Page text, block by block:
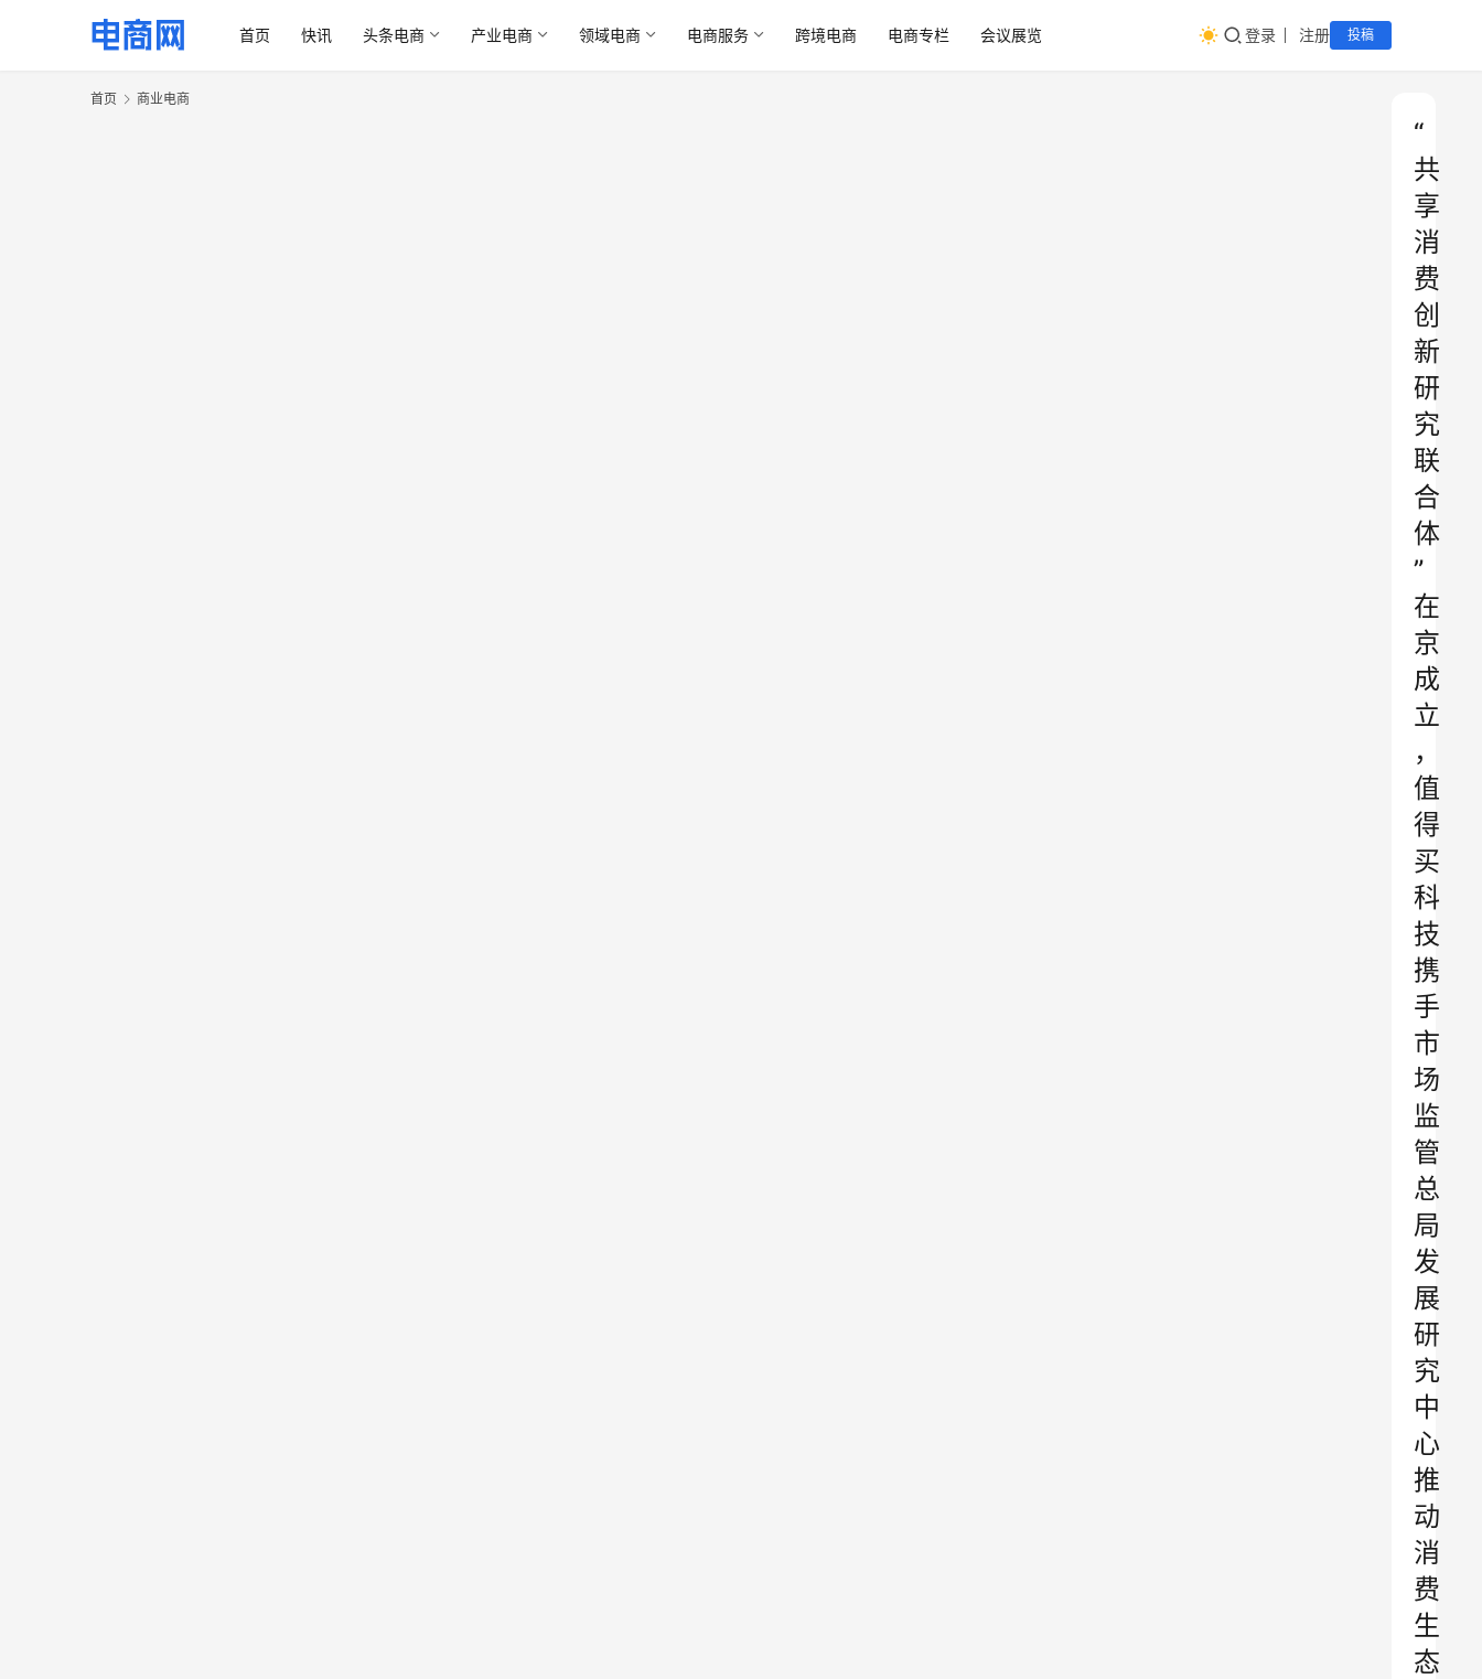
首页 快讯 头条电商 产业电商 领域电商 电商服务 跨境电商 电商专栏 会议展览 登录 注册 投稿
首页 商业电商
“
共
享
消
费
创
新
研
究
联
合
体
”
在
京
成
立
，
值
得
买
科
技
携
手
市
场
监
管
总
局
发
展
研
究
中
心
推
动
消
费
生
态